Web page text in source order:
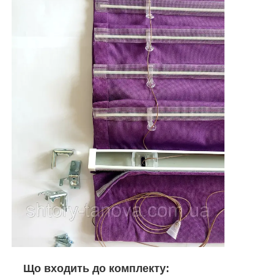
Що входить до комплекту: